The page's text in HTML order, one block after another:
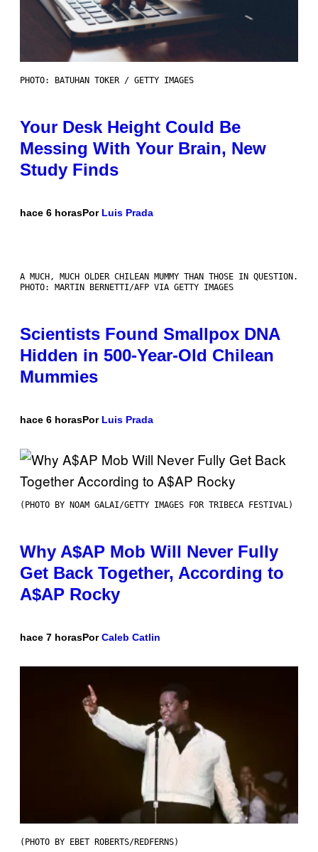
PHOTO: BATUHAN TOKER / GETTY IMAGES
Your Desk Height Could Be
Messing With Your Brain, New
Study Finds
hace 6 horasPor Luis Prada
A MUCH, MUCH OLDER CHILEAN MUMMY THAN THOSE IN QUESTION.
PHOTO: MARTIN BERNETTI/AFP VIA GETTY IMAGES
Scientists Found Smallpox DNA
Hidden in 500-Year-Old Chilean
Mummies
hace 6 horasPor Luis Prada
(PHOTO BY NOAM GALAI/GETTY IMAGES FOR TRIBECA FESTIVAL)
Why A$AP Mob Will Never Fully
Get Back Together, According to
A$AP Rocky
hace 7 horasPorCaleb Catlin
(PHOTO BY EBET ROBERTS/REDFERNS)